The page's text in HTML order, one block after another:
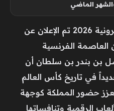
الشهر الماضي
كأس العالم للرياضات الإلكترونية 2026 تم الإعلان عن
العاصمة الفرنسية
بن بندر بن سلطان أن
في تاريخ كأس العالم
يعزز حضور المملكة كوجهة
الرقمية وتنافساتها